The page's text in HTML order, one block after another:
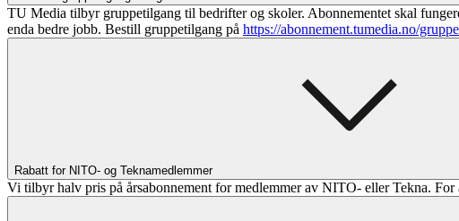
TU Media tilbyr gruppetilgang til bedrifter og skoler. Abonnementet skal
enda bedre jobb. Bestill gruppetilgang på https://abonnement.tumedia.no/
Rabatt for NITO- og Teknamedlemmer
Vi tilbyr halv pris på årsabonnement for medlemmer av NITO- eller Tekna.